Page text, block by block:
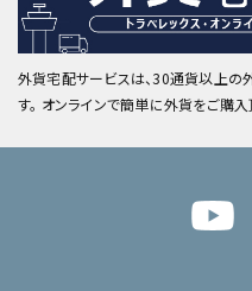
外貨宅配サービスは、30通貨以上の
す。 オンラインで簡単に外貨をご購入